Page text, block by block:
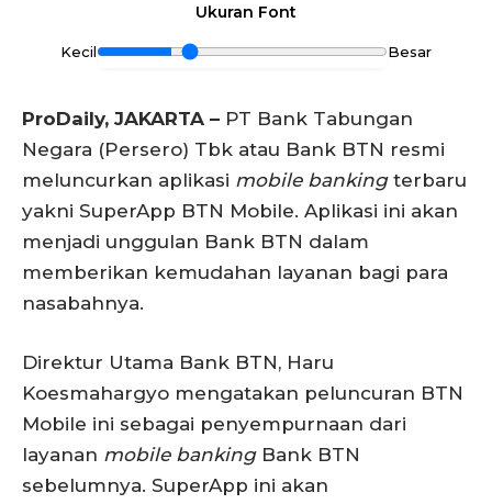
Ukuran Font
Kecil Besar
ProDaily, JAKARTA – PT Bank Tabungan
Negara (Persero) Tbk atau Bank BTN resmi
meluncurkan aplikasi mobile bankingterbaru
yakni SuperApp BTN Mobile. Aplikasi ini akan
menjadi unggulan Bank BTN dalam
memberikan kemudahan layanan bagi para
nasabahnya.
Direktur Utama Bank BTN, Haru
Koesmahargyo mengatakan peluncuran BTN
Mobile ini sebagai penyempurnaan dari
layanan mobile bankingBank BTN
sebelumnya. SuperApp ini akan